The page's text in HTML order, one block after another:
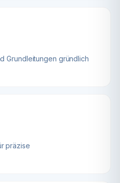
Grundleitungen gründlich
präzise